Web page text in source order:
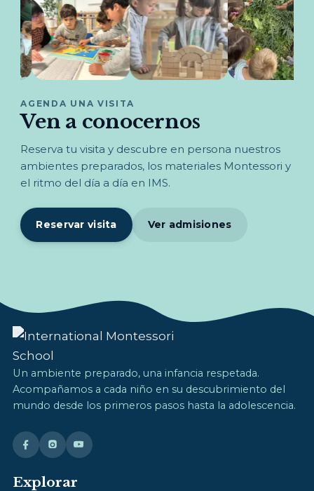
AGENDA UNA VISITA
Ven a conocernos
Reserva tu visita y descubre en persona nuestros
ambientes preparados, los materiales Montessori y
el ritmo del día a día en IMS.
Reservar visita Ver admisiones
Un ambiente preparado, una infancia respetada.
Acompañamos a cada niño en su descubrimiento del
mundo desde los primeros pasos hasta la adolescencia.
Explorar